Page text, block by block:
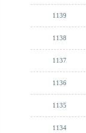
1139
1138
1137
1136
1135
1134